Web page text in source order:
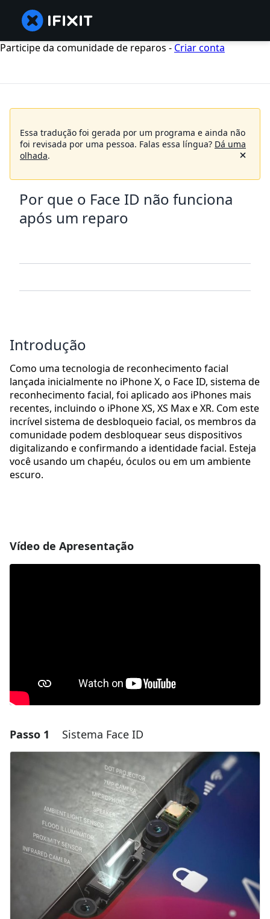
Participe da comunidade de reparos - Criar conta
Essa tradução foi gerada por um programa e ainda não
foi revisada por uma pessoa. Falas essa língua? Dá uma
olhada.
Por que o Face ID não funciona
após um reparo
Introdução
Como uma tecnologia de reconhecimento facial
lançada inicialmente no iPhone X, o Face ID, sistema de
reconhecimento facial, foi aplicado aos iPhones mais
recentes, incluindo o iPhone XS, XS Max e XR. Com este
incrível sistema de desbloqueio facial, os membros da
comunidade podem desbloquear seus dispositivos
digitalizando e confirmando a identidade facial. Esteja
você usando um chapéu, óculos ou em um ambiente
escuro.
Vídeo de Apresentação
Passo 1 Sistema Face ID